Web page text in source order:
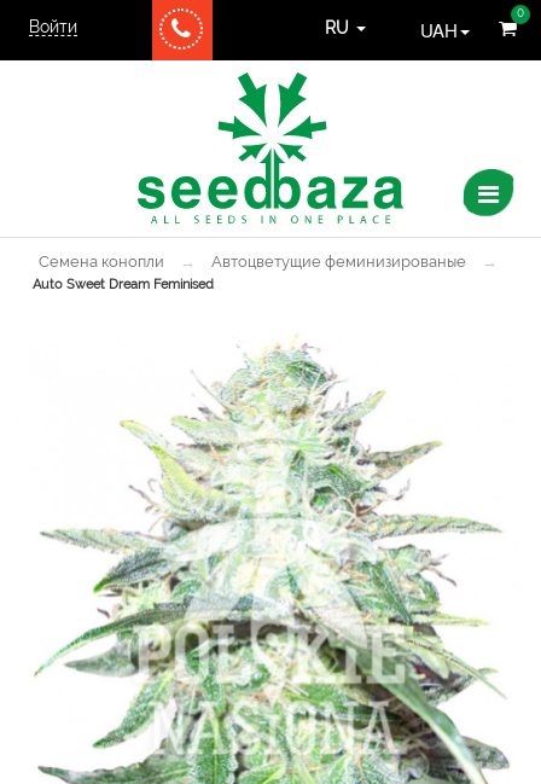
Войти
0
RU UAH
Семена конопли → Автоцветущие феминизированые →
Auto Sweet Dream Feminised